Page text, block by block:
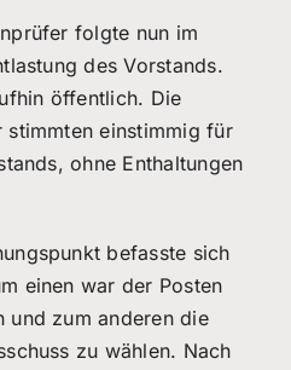
folgte nun im
des Vorstands.
öffentlich. Die
stimmten einstimmig für
ohne Enthaltungen
befasste sich
einen war der Posten
und zum anderen die
zu wählen. Nach